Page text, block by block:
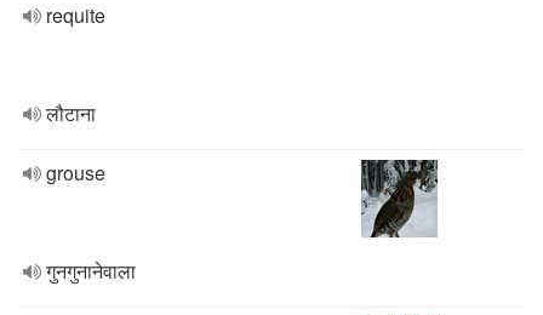
requite
लौटाना
grouse
गुनगुनानेवाला